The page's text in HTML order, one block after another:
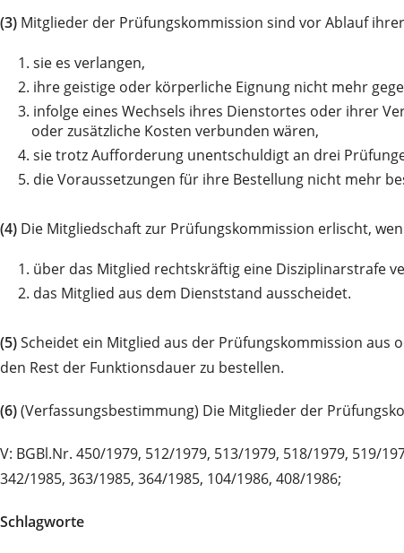
(3) Mitglieder der Prüfungskommission sind vor Ablauf
1. sie es verlangen,
2. ihre geistige oder körperliche Eignung nicht mehr
3. infolge eines Wechsels ihres Dienstortes oder ihrer
oder zusätzliche Kosten verbunden wären,
4. sie trotz Aufforderung unentschuldigt an drei
5. die Voraussetzungen für ihre Bestellung nicht mehr
(4) Die Mitgliedschaft zur Prüfungskommission erlischt,
1. über das Mitglied rechtskräftig eine Disziplinarstrafe
2. das Mitglied aus dem Dienststand ausscheidet.
(5)Scheidet ein Mitglied aus der Prüfungskommission aus
den Rest der Funktionsdauer zu bestellen.
(6)(Verfassungsbestimmung) Die Mitglieder der
V: BGBl.Nr. 450/1979, 512/1979, 513/1979, 518/1979, 519/
342/1985, 363/1985, 364/1985, 104/1986, 408/1986;
Schlagworte